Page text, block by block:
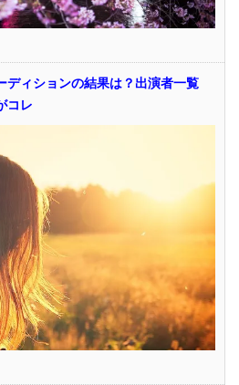
ディションの結果は？出演者一覧
コレ